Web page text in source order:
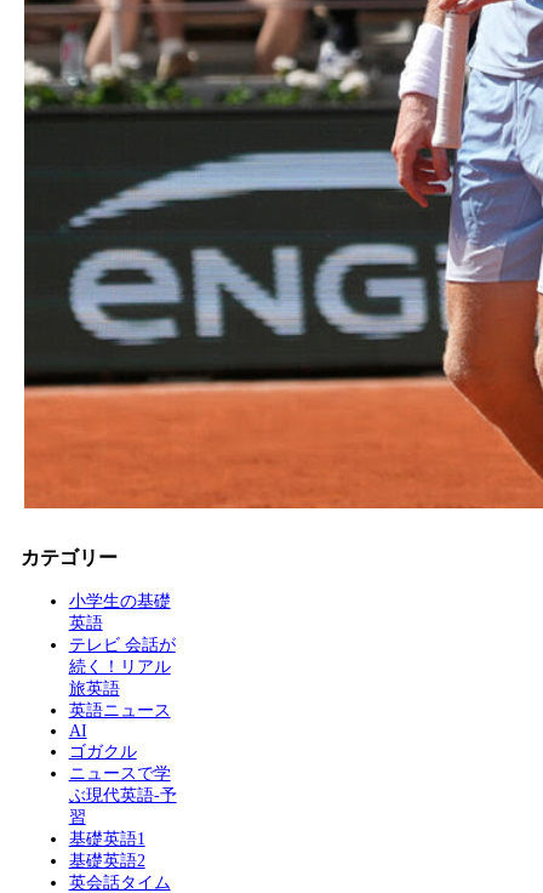
カテゴリー
小学生の基礎
英語
テレビ 会話が
続く！リアル
旅英語
英語ニュース
AI
ゴガクル
ニュースで学
ぶ現代英語-予
習
基礎英語1
基礎英語2
英会話タイム